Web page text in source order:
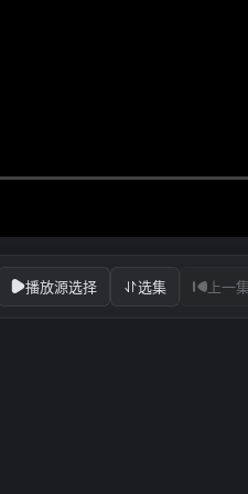
播放源选择 选集 上一集